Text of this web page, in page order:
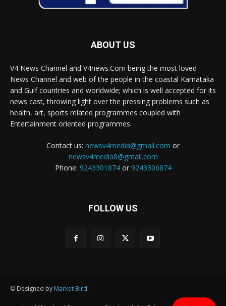
ABOUT US
V4 News Channel and V4news.Com being the most loved
News Channel and web of the people in the coastal Karnataka
and Gulf countries and worldwide; which is well accepted for its
news cast, throwing light over the pressing problems such as
health, art, sports related programmes coupled with
Entertainment oriented programmes.
Contact us: newsv4media@gmail.com or
newsv4media8@gmail.com
Phone: 9243301874or 9243306874
FOLLOW US
© Designed by Market Bird